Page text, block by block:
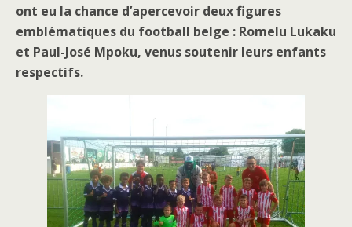
ont eu la chance d’apercevoir deux figures
emblématiques du football belge : Romelu Lukaku
et Paul-José Mpoku, venus soutenir leurs enfants
respectifs.